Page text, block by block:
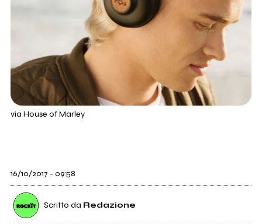
via House of Marley
16/10/2017 - 09:58
Scritto da Redazione